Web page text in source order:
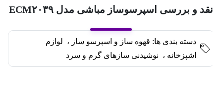
نقد و بررسی اسپرسوساز مباشی مدل ECM۲۰۳۹
دسته بندی ها: قهوه ساز و اسپرسو ساز ،
لوازم
اشپزخانه ، نوشیدنی سازهای گرم و سرد